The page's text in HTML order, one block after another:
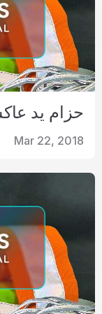
حزام يد
Mar 22, 2018